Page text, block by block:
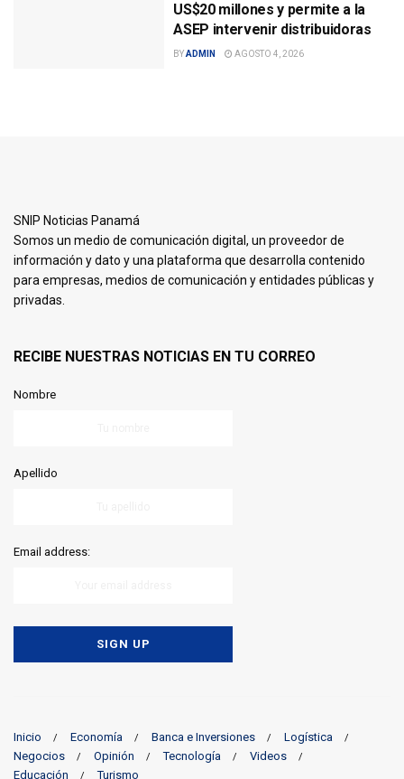
US$20 millones y permite a la
ASEP intervenir distribuidoras
BYADMIN AGOSTO 4, 2026
SNIP Noticias Panamá
Somos un medio de comunicación digital, un proveedor de
información y dato y una plataforma que desarrolla contenido
para empresas, medios de comunicación y entidades públicas y
privadas.
RECIBE NUESTRAS NOTICIAS EN TU CORREO
Nombre
Apellido
Email address:
Inicio Economía Banca e Inversiones
Logística
Negocios
Opinión Tecnología
Videos
Educación
Turismo